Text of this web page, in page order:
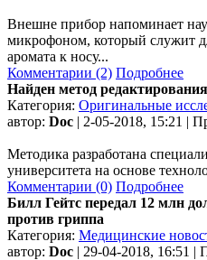
Внешне прибор напоминает
микрофоном, который служит
аромата к носу...
Комментарии (2) Подробнее
Найден метод
Категория: Оригинальные
автор: Doc | 2-05-2018, 15:21 |
Методика разработана
университета на основе
Комментарии (0) Подробнее
Билл Гейтс передал 12 млн
против гриппа
Категория: Медицинские
автор: Doc | 29-04-2018, 16:51 |